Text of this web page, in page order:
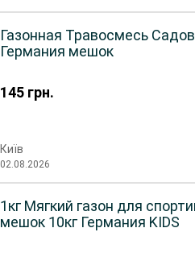
145 грн.
Газонная Травосмесь
Германия мешок
Київ
02.08.2026
1кг Мягкий газон для
мешок 10кг Германия KIDS